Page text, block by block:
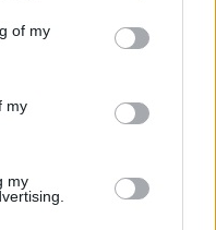
of my
my
my
Aires
tráfico cerca de
de tráfico
por el camino